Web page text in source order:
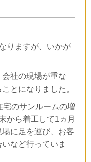
りますが、いかが
社の現場が重な
とになりました。
宅のサンルームの増
から着工して1 ヵ月
に足を運び、お客
など行っていま